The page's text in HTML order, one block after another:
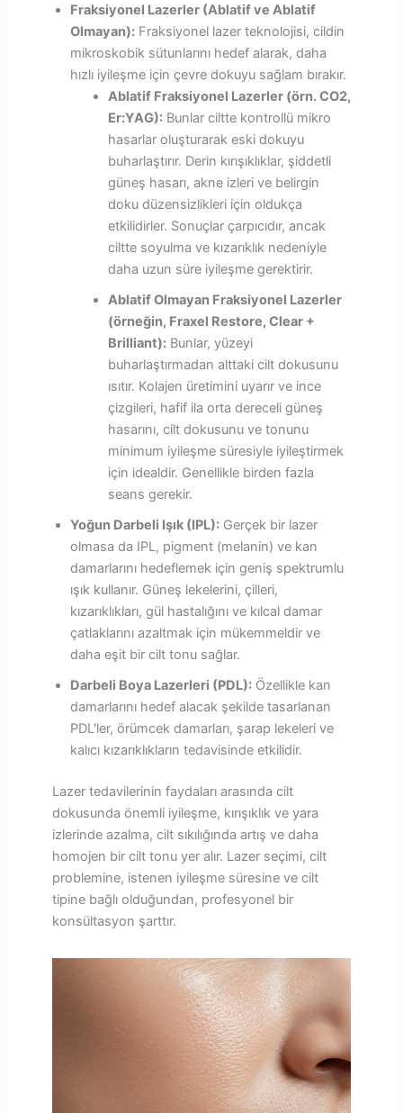
Fraksiyonel Lazerler (Ablatif ve Ablatif
Olmayan):Fraksiyonel lazer teknolojisi, cildin
mikroskobik sütunlarını hedef alarak, daha
hızlı iyileşme için çevre dokuyu sağlam bırakır.
Ablatif Fraksiyonel Lazerler (örn. CO2,
Er:YAG):Bunlar ciltte kontrollü mikro
hasarlar oluşturarak eski dokuyu
buharlaştırır. Derin kırışıklıklar, şiddetli
güneş hasarı, akne izleri ve belirgin
doku düzensizlikleri için oldukça
etkilidirler. Sonuçlar çarpıcıdır, ancak
ciltte soyulma ve kızarıklık nedeniyle
daha uzun süre iyileşme gerektirir.
Ablatif Olmayan Fraksiyonel Lazerler
(örneğin, Fraxel Restore, Clear +
Brilliant):Bunlar, yüzeyi
buharlaştırmadan alttaki cilt dokusunu
ısıtır. Kolajen üretimini uyarır ve ince
çizgileri, hafif ila orta dereceli güneş
hasarını, cilt dokusunu ve tonunu
minimum iyileşme süresiyle iyileştirmek
için idealdir. Genellikle birden fazla
seans gerekir.
Yoğun Darbeli Işık (IPL):Gerçek bir lazer
olmasa da IPL, pigment (melanin) ve kan
damarlarını hedeflemek için geniş spektrumlu
ışık kullanır. Güneş lekelerini, çilleri,
kızarıklıkları, gül hastalığını ve kılcal damar
çatlaklarını azaltmak için mükemmeldir ve
daha eşit bir cilt tonu sağlar.
Darbeli Boya Lazerleri (PDL):Özellikle kan
damarlarını hedef alacak şekilde tasarlanan
PDL'ler, örümcek damarları, şarap lekeleri ve
kalıcı kızarıklıkların tedavisinde etkilidir.
Lazer tedavilerinin faydaları arasında cilt
dokusunda önemli iyileşme, kırışıklık ve yara
izlerinde azalma, cilt sıkılığında artış ve daha
homojen bir cilt tonu yer alır. Lazer seçimi, cilt
problemine, istenen iyileşme süresine ve cilt
tipine bağlı olduğundan, profesyonel bir
konsültasyon şarttır.